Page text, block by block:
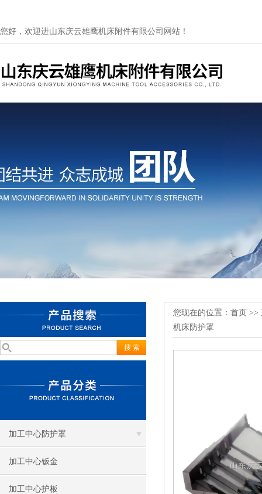
您好，欢迎进山东庆云雄鹰机床附件有限公司网站！
加工中心防护罩
加工中心钣金
加工中心护板
您现在的位置： 首页 >>
机床防护罩